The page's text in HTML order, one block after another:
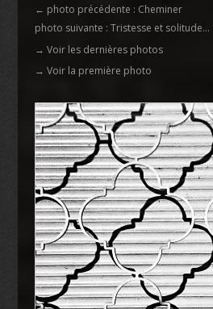
← photo précédente : Cheminer
photo suivante : Tristesse et solitude…
→ Voir les dernières photos
→ Voir la première photo